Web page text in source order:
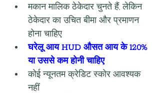
मकान मालिक ठेकेदार चुनते हैं, लेकिन
ठेकेदार का उचित बीमा और प्रमाणन
होना चाहिए
घरेलू आय HUD औसत आय के 120%
या उससे कम होनी चाहिए
कोई न्यूनतम क्रेडिट स्कोर आवश्यक
नहीं